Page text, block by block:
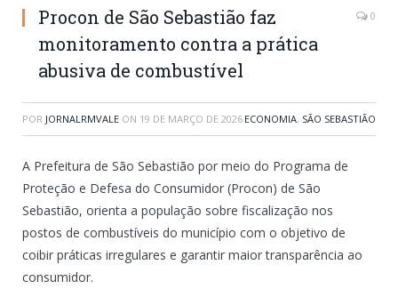
Procon de São Sebastião faz
monitoramento contra a prática
abusiva de combustível
0
POR JORNALRMVALE ON 19 DE MARÇO DE 2026 ECONOMIA, SÃO SEBASTIÃO
A Prefeitura de São Sebastião por meio do Programa de
Proteção e Defesa do Consumidor (Procon) de São
Sebastião, orienta a população sobre fiscalização nos
postos de combustíveis do município com o objetivo de
coibir práticas irregulares e garantir maior transparência ao
consumidor.